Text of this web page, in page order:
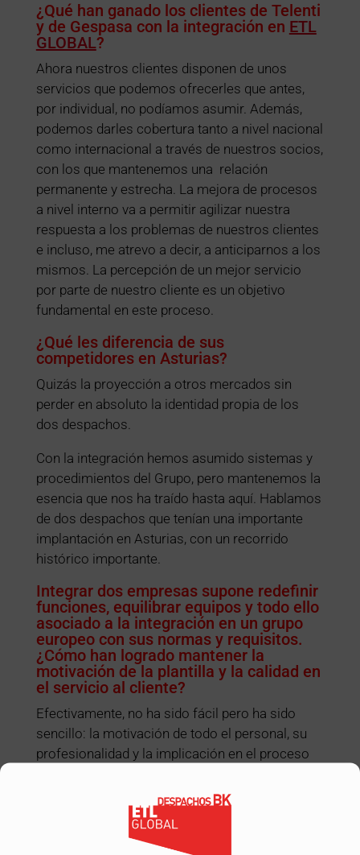
¿Qué han ganado los clientes de Telenti
y de Gespasa con la integración en ETL
GLOBAL?
Ahora nuestros clientes disponen de unos
servicios que podemos ofrecerles que antes,
por individual, no podíamos asumir. Además,
podemos darles cobertura tanto a nivel nacional
como internacional a través de nuestros socios,
con los que mantenemos una relación
permanente y estrecha. La mejora de procesos
a nivel interno va a permitir agilizar nuestra
respuesta a los problemas de nuestros clientes
e incluso, me atrevo a decir, a anticiparnos a los
mismos. La percepción de un mejor servicio
por parte de nuestro cliente es un objetivo
fundamental en este proceso.
¿Qué les diferencia de sus
competidores en Asturias?
Quizás la proyección a otros mercados sin
perder en absoluto la identidad propia de los
dos despachos.
Con la integración hemos asumido sistemas y
procedimientos del Grupo, pero mantenemos la
esencia que nos ha traído hasta aquí. Hablamos
de dos despachos que tenían una importante
implantación en Asturias, con un recorrido
histórico importante.
Integrar dos empresas supone redefinir
funciones, equilibrar equipos y todo ello
asociado a la integración en un grupo
europeo con sus normas y requisitos.
¿Cómo han logrado mantener la
motivación de la plantilla y la calidad en
el servicio al cliente?
Efectivamente, no ha sido fácil pero ha sido
sencillo: la motivación de todo el personal, su
profesionalidad y la implicación en el proceso
permitido realizar el proceso de una manera
Este ha sido el primer éxito de la operación y